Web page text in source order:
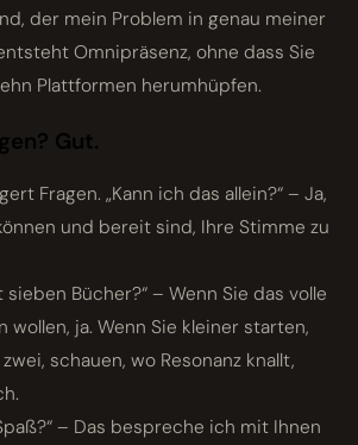
der mein Problem in genau meiner
Omnipräsenz, ohne dass Sie
Plattformen herumhüpfen.
Gut.
und bereit sind, Ihre Stimme zu
Bücher?“ – Wenn Sie das volle
ja. Wenn Sie kleiner starten,
schauen, wo Resonanz knallt,
– Das bespreche ich mit Ihnen